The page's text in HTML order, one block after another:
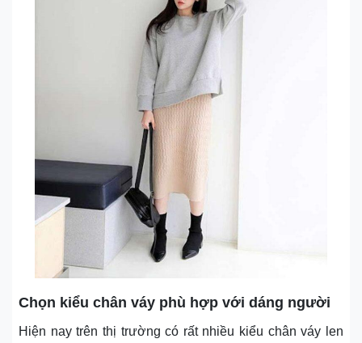
Chọn kiểu chân váy phù hợp với dáng người
Hiện nay trên thị trường có rất nhiều kiểu chân váy len